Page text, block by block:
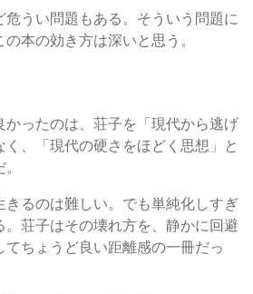
うい問題もある。そういう問題に
本の効き方は深いと思う。
かったのは、荘子を「現代から逃げ
、「現代の硬さをほどく思想」と
るのは難しい。でも単純化しすぎ
。荘子はその壊れ方を、静かに回避
てちょうど良い距離感の一冊だっ